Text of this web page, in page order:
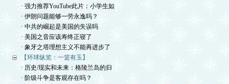
· 强力推荐YouTube此片：小学生如
· 伊朗问题能够一劳永逸吗？
· 中共的崛起是美国的失误吗
· 美国之音应该寿终正寝了
· 象牙之塔理想主义不能再进步了
【环球纵览：一篮有玉】
· 历史/现实和未来：格陵兰岛的归
· 阶级斗争是客观存在吗？